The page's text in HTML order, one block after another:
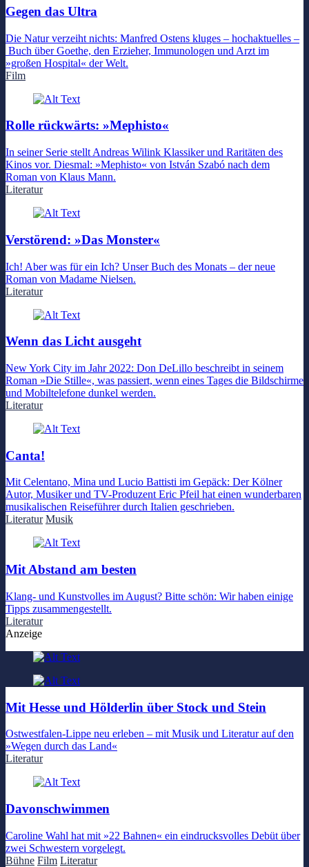
Gegen das Ultra
Die Natur verzeiht nichts: Manfred Ostens kluges – hochaktuelles –
Buch über Goethe, den Erzieher, Immunologen und Arzt im
»großen Hospital« der Welt.
Film
Rolle rückwärts: »Mephisto«
In seiner Serie stellt Andreas Wilink Klassiker und Raritäten des
Kinos vor. Diesmal: »Mephisto« von István Szabó nach dem
Roman von Klaus Mann.
Literatur
Verstörend: »Das Monster«
Ich! Aber was für ein Ich? Unser Buch des Monats – der neue
Roman von Madame Nielsen.
Literatur
Wenn das Licht ausgeht
New York City im Jahr 2022: Don DeLillo beschreibt in seinem
Roman »Die Stille«, was passiert, wenn eines Tages die Bildschirme
und Mobiltelefone dunkel werden.
Literatur
Canta!
Mit Celentano, Mina und Lucio Battisti im Gepäck: Der Kölner
Autor, Musiker und TV-Produzent Eric Pfeil hat einen wunderbaren
musikalischen Reiseführer durch Italien geschrieben.
Literatur Musik
Mit Abstand am besten
Klang- und Kunstvolles im August? Bitte schön: Wir haben einige
Tipps zusammengestellt.
Literatur
Anzeige
Mit Hesse und Hölderlin über Stock und Stein
Ostwestfalen-Lippe neu erleben – mit Musik und Literatur auf den
»Wegen durch das Land«
Literatur
Davonschwimmen
Caroline Wahl hat mit »22 Bahnen« ein eindrucksvolles Debüt über
zwei Schwestern vorgelegt.
Bühne Film Literatur